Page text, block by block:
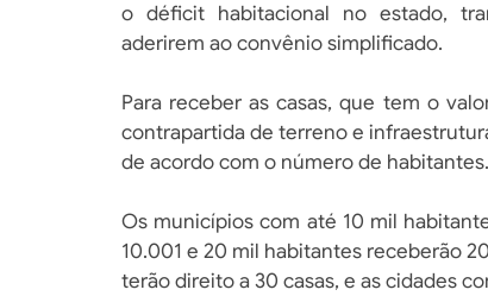
o déficit habitacional no estado,
aderirem ao convênio simplificado.
Para receber as casas, que tem o
contrapartida de terreno e
de acordo com o número de habitantes.
Os municípios com até 10 mil
10.001 e 20 mil habitantes receberão
terão direito a 30 casas, e as cidades